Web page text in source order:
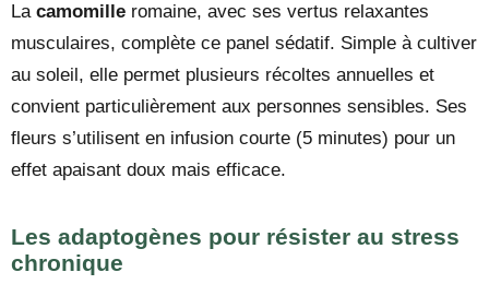
La camomille romaine, avec ses vertus relaxantes
musculaires, complète ce panel sédatif. Simple à cultiver
au soleil, elle permet plusieurs récoltes annuelles et
convient particulièrement aux personnes sensibles. Ses
fleurs s’utilisent en infusion courte (5 minutes) pour un
effet apaisant doux mais efficace.
Les adaptogènes pour résister au stress
chronique